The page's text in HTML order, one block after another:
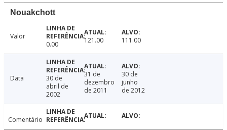
Nouakchott
Valor
0.00
121.00 111.00
Data
30 de
abril de
2002
31 de
dezembro
de 2011
30 de
junho
de 2012
Comentário